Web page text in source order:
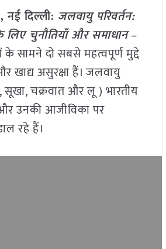
नई दिल्ली: जलवायु परिवर्तन:
लिए चुनौतियाँ और समाधान–
के सामने दो सबसे महत्वपूर्ण मुद्दे
खाद्य असुरक्षा हैं। जलवायु
सूखा, चक्रवात और लू ) भारतीय
उनकी आजीविका पर
रहे हैं।